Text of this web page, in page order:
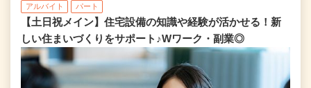
アルバイト パート
【土日祝メイン】住宅設備の知識や経験が活かせる！新
しい住まいづくりをサポート♪Wワーク・副業◎